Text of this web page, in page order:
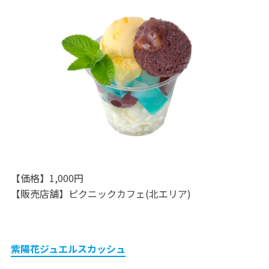
【価格】1,000円
【販売店舗】ピクニックカフェ(北エリア)
紫陽花ジュエルスカッシュ